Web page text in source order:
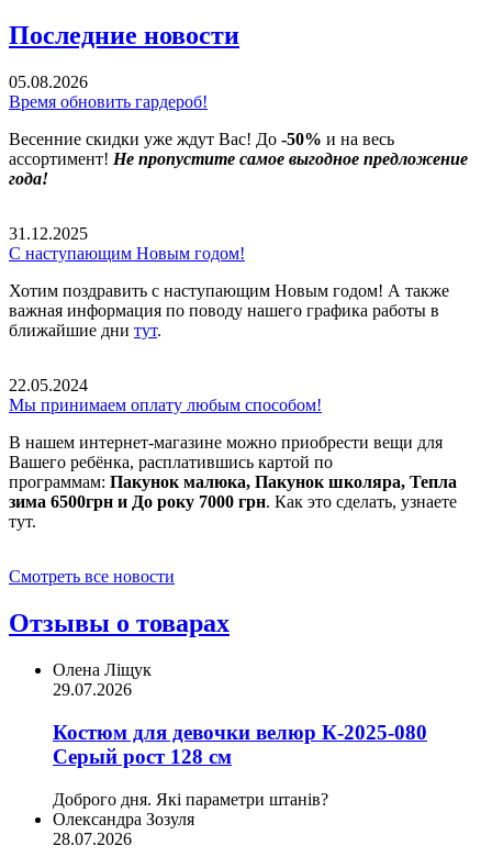
Последние новости
05.08.2026
Время обновить гардероб!
Весенние скидки уже ждут Вас! До -50% и на весь
ассортимент! Не пропустите самое выгодное предложение
года!
31.12.2025
С наступающим Новым годом!
Хотим поздравить с наступающим Новым годом! А также
важная информация по поводу нашего графика работы в
ближайшие дни тут.
22.05.2024
Мы принимаем оплату любым способом!
В нашем интернет-магазине можно приобрести вещи для
Вашего ребёнка, расплатившись картой по
программам: Пакунок малюка, Пакунок школяра, Тепла
зима 6500грн и До року 7000 грн. Как это сделать, узнаете
тут.
Смотреть все новости
Отзывы о товарах
Олена Ліщук
29.07.2026
Костюм для девочки велюр К-2025-080
Серый рост 128 см
Доброго дня. Які параметри штанів?
Олександра Зозуля
28.07.2026